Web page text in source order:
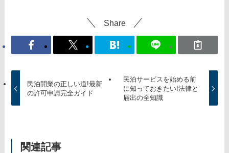
Share
民泊開業の正しい道!最新
の許可申請完全ガイド
民泊サービスを始める前
に知っておきたい!法律と
届出の全知識
関連記事